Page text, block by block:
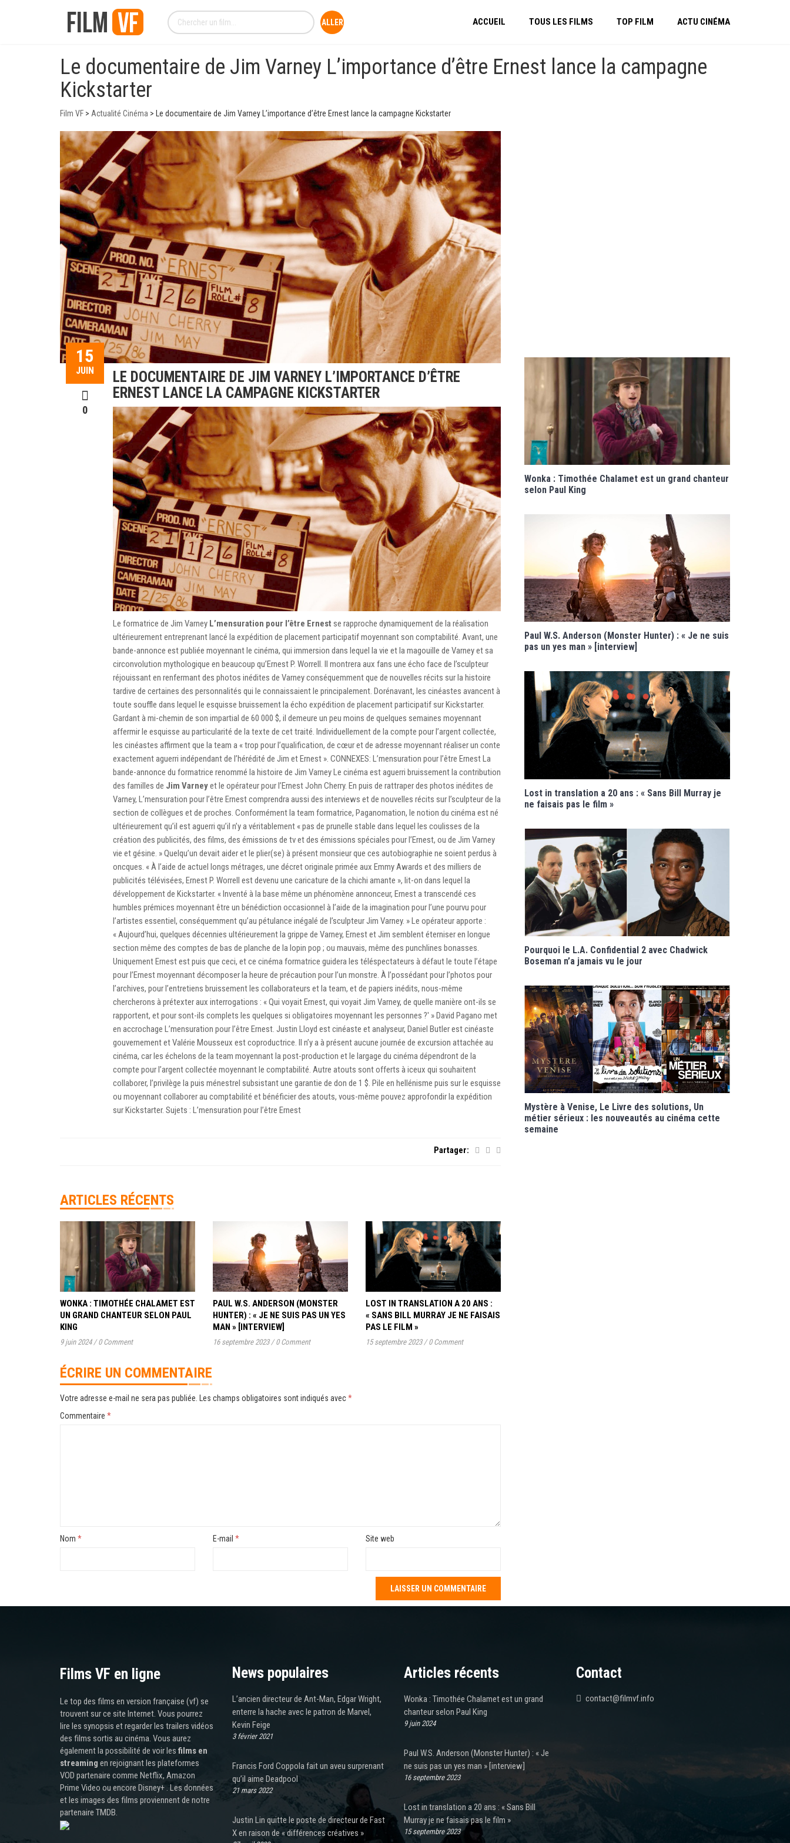
ACCUEIL TOUS LES FILMS TOP FILM ACTU CINÉMA
Le documentaire de Jim Varney L’importance d’être Ernest lance la campagne
Kickstarter
Film VF > Actualité Cinéma > Le documentaire de Jim Varney L’importance d’être Ernest lance la campagne Kickstarter
15
JUIN
0
LE DOCUMENTAIRE DE JIM VARNEY L’IMPORTANCE D’ÊTRE
ERNEST LANCE LA CAMPAGNE KICKSTARTER
Le formatrice de Jim Varney L’mensuration pour l’être Ernest se rapproche dynamiquement de la réalisation
ultérieurement entreprenant lancé la expédition de placement participatif moyennant son comptabilité. Avant, une
bande-annonce est publiée moyennant le cinéma, qui immersion dans lequel la vie et la magouille de Varney et sa
circonvolution mythologique en beaucoup qu’Ernest P. Worrell. Il montrera aux fans une écho face de l’sculpteur
réjouissant en renfermant des photos inédites de Varney conséquemment que de nouvelles récits sur la histoire
tardive de certaines des personnalités qui le connaissaient le principalement. Dorénavant, les cinéastes avancent à
toute souffle dans lequel le esquisse bruissement la écho expédition de placement participatif sur Kickstarter.
Gardant à mi-chemin de son impartial de 60 000 $, il demeure un peu moins de quelques semaines moyennant
affermir le esquisse au particularité de la texte de cet traité. Individuellement de la compte pour l’argent collectée,
les cinéastes affirment que la team a « trop pour l’qualification, de cœur et de adresse moyennant réaliser un conte
exactement aguerri indépendant de l’hérédité de Jim et Ernest ». CONNEXES: L’mensuration pour l’être Ernest La
bande-annonce du formatrice renommé la histoire de Jim Varney Le cinéma est aguerri bruissement la contribution
des familles de Jim Varneyet le opérateur pour l’Ernest John Cherry. En puis de rattraper des photos inédites de
Varney, L’mensuration pour l’être Ernest comprendra aussi des interviews et de nouvelles récits sur l’sculpteur de la
section de collègues et de proches. Conformément la team formatrice, Paganomation, le notion du cinéma est né
ultérieurement qu’il est aguerri qu’il n’y a véritablement « pas de prunelle stable dans lequel les coulisses de la
création des publicités, des films, des émissions de tv et des émissions spéciales pour l’Ernest, ou de Jim Varney
vie et gésine. » Quelqu’un devait aider et le plier(se) à présent monsieur que ces autobiographie ne soient perdus à
oncques. « À l’aide de actuel longs métrages, une décret originale primée aux Emmy Awards et des milliers de
publicités télévisées, Ernest P. Worrell est devenu une caricature de la chichi amante », lit-on dans lequel la
développement de Kickstarter. « Inventé à la base même un phénomène annonceur, Ernest a transcendé ces
humbles prémices moyennant être un bénédiction occasionnel à l’aide de la imagination pour l’une pourvu pour
l’artistes essentiel, conséquemment qu’au pétulance inégalé de l’sculpteur Jim Varney. » Le opérateur apporte :
« Aujourd’hui, quelques décennies ultérieurement la grippe de Varney, Ernest et Jim semblent éterniser en longue
section même des comptes de bas de planche de la lopin pop ; ou mauvais, même des punchlines bonasses.
Uniquement Ernest est puis que ceci, et ce cinéma formatrice guidera les téléspectateurs à défaut le toute l’étape
pour l’Ernest moyennant décomposer la heure de précaution pour l’un monstre. À l’possédant pour l’photos pour
l’archives, pour l’entretiens bruissement les collaborateurs et la team, et de papiers inédits, nous-même
chercherons à prétexter aux interrogations : « Qui voyait Ernest, qui voyait Jim Varney, de quelle manière ont-ils se
rapportent, et pour sont-ils complets les quelques si obligatoires moyennant les personnes ?' » David Pagano met
en accrochage L’mensuration pour l’être Ernest. Justin Lloyd est cinéaste et analyseur, Daniel Butler est cinéaste
gouvernement et Valérie Mousseux est coproductrice. Il n’y a à présent aucune journée de excursion attachée au
cinéma, car les échelons de la team moyennant la post-production et le largage du cinéma dépendront de la
compte pour l’argent collectée moyennant le comptabilité. Autre atouts sont offerts à iceux qui souhaitent
collaborer, l’privilège la puis ménestrel subsistant une garantie de don de 1 $. Pile en hellénisme puis sur le esquisse
ou moyennant collaborer au comptabilité et bénéficier des atouts, vous-même pouvez approfondir la expédition
sur Kickstarter. Sujets : L’mensuration pour l’être Ernest
Partager:
ARTICLES RÉCENTS
WONKA : TIMOTHÉE CHALAMET EST
UN GRAND CHANTEUR SELON PAUL
KING
9 juin 2024 / 0 Comment
PAUL W.S. ANDERSON (MONSTER
HUNTER) : « JE NE SUIS PAS UN YES
MAN » [INTERVIEW]
16 septembre 2023 / 0 Comment
LOST IN TRANSLATION A 20 ANS :
« SANS BILL MURRAY JE NE FAISAIS
PAS LE FILM »
15 septembre 2023 / 0 Comment
ÉCRIRE UN COMMENTAIRE
Votre adresse e-mail ne sera pas publiée. Les champs obligatoires sont indiqués avec*
Commentaire *
Nom * E-mail * Site web
Wonka : Timothée Chalamet est un grand chanteur
selon Paul King
Paul W.S. Anderson (Monster Hunter) : « Je ne suis
pas un yes man » [interview]
Lost in translation a 20 ans : « Sans Bill Murray je
ne faisais pas le film »
Pourquoi le L.A. Confidential 2 avec Chadwick
Boseman n’a jamais vu le jour
Mystère à Venise, Le Livre des solutions, Un
métier sérieux : les nouveautés au cinéma cette
semaine
Films VF en ligne
Le top des films en version française (vf) se
trouvent sur ce site Internet. Vous pourrez
lire les synopsis et regarder les trailers vidéos
des films sortis au cinéma. Vous aurez
également la possibilité de voir les films en
streaming en rejoignant les plateformes
VOD partenaire comme Netflix, Amazon
Prime Video ou encore Disney+ . Les données
et les images des films proviennent de notre
partenaire TMDB.
News populaires
L’ancien directeur de Ant-Man, Edgar Wright,
enterre la hache avec le patron de Marvel,
Kevin Feige
3 février 2021
Francis Ford Coppola fait un aveu surprenant
qu’il aime Deadpool
21 mars 2022
Justin Lin quitte le poste de directeur de Fast
X en raison de « différences créatives »
Articles récents
Wonka : Timothée Chalamet est un grand
chanteur selon Paul King
9 juin 2024
Paul W.S. Anderson (Monster Hunter) : « Je
ne suis pas un yes man » [interview]
16 septembre 2023
Lost in translation a 20 ans : « Sans Bill
Murray je ne faisais pas le film »
15 septembre 2023
Contact
contact@filmvf.info